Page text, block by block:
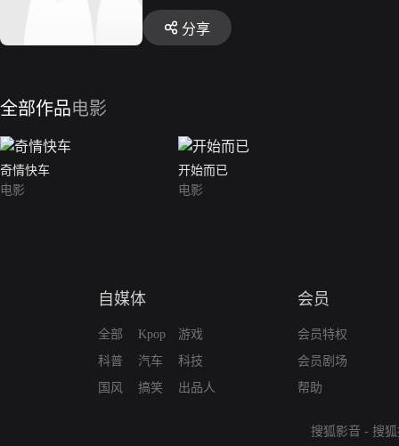
分享
全部作品电影
奇情快车
电影
开始而已
电影
自媒体
全部
科普
国风
Kpop
汽车
搞笑
游戏
科技
出品人
会员
会员特权
会员剧场
帮助
搜狐影音 - 搜